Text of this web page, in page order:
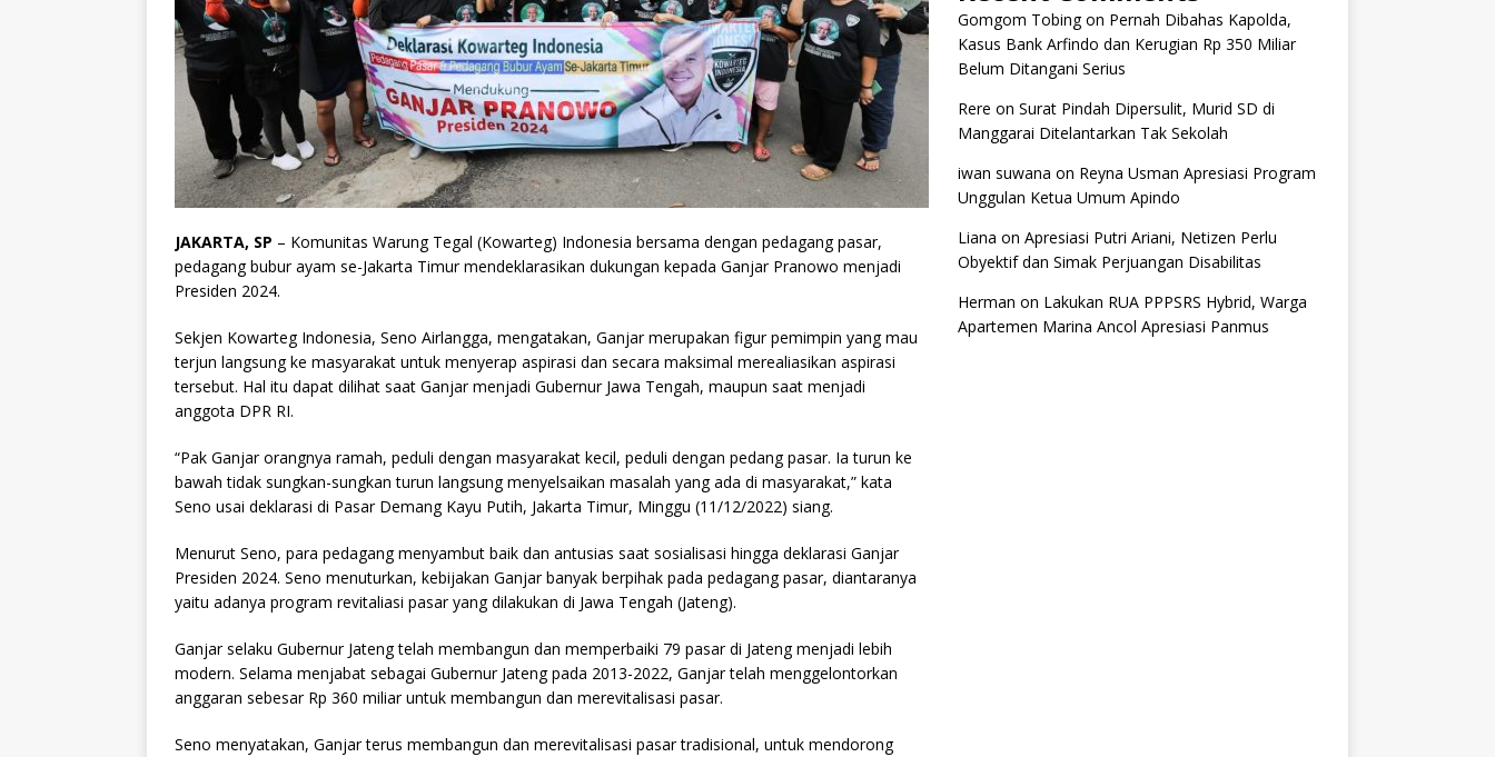
JAKARTA, SP – Komunitas Warung Tegal (Kowarteg) Indonesia bersama dengan pedagang pasar,
pedagang bubur ayam se-Jakarta Timur mendeklarasikan dukungan kepada Ganjar Pranowo menjadi
Presiden 2024.
Sekjen Kowarteg Indonesia, Seno Airlangga, mengatakan, Ganjar merupakan figur pemimpin yang mau
terjun langsung ke masyarakat untuk menyerap aspirasi dan secara maksimal merealiasikan aspirasi
tersebut. Hal itu dapat dilihat saat Ganjar menjadi Gubernur Jawa Tengah, maupun saat menjadi
anggota DPR RI.
“Pak Ganjar orangnya ramah, peduli dengan masyarakat kecil, peduli dengan pedang pasar. Ia turun ke
bawah tidak sungkan-sungkan turun langsung menyelsaikan masalah yang ada di masyarakat,” kata
Seno usai deklarasi di Pasar Demang Kayu Putih, Jakarta Timur, Minggu (11/12/2022) siang.
Menurut Seno, para pedagang menyambut baik dan antusias saat sosialisasi hingga deklarasi Ganjar
Presiden 2024. Seno menuturkan, kebijakan Ganjar banyak berpihak pada pedagang pasar, diantaranya
yaitu adanya program revitaliasi pasar yang dilakukan di Jawa Tengah (Jateng).
Ganjar selaku Gubernur Jateng telah membangun dan memperbaiki 79 pasar di Jateng menjadi lebih
modern. Selama menjabat sebagai Gubernur Jateng pada 2013-2022, Ganjar telah menggelontorkan
anggaran sebesar Rp 360 miliar untuk membangun dan merevitalisasi pasar.
Seno menyatakan, Ganjar terus membangun dan merevitalisasi pasar tradisional, untuk mendorong
Gomgom Tobingon Pernah Dibahas Kapolda,
Kasus Bank Arfindo dan Kerugian Rp 350 Miliar
Belum Ditangani Serius
Rere on Surat Pindah Dipersulit, Murid SD di
Manggarai Ditelantarkan Tak Sekolah
iwan suwana on Reyna Usman Apresiasi Program
Unggulan Ketua Umum Apindo
Liana on Apresiasi Putri Ariani, Netizen Perlu
Obyektif dan Simak Perjuangan Disabilitas
Herman on Lakukan RUA PPPSRS Hybrid, Warga
Apartemen Marina Ancol Apresiasi Panmus